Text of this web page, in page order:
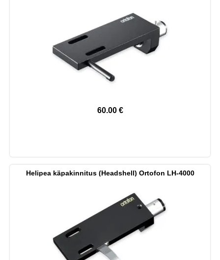
60.00 €
Helipea käpakinnitus (Headshell) Ortofon LH-4000